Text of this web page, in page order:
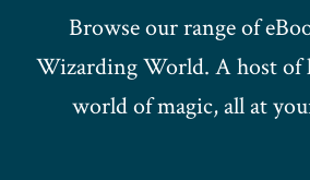
Browse our range of
Wizarding World. A host of
world of magic, all at